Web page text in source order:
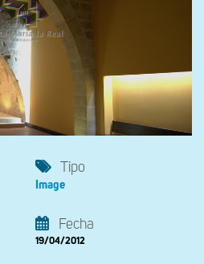
Tipo
Image
Fecha
19/04/2012